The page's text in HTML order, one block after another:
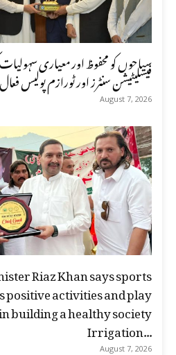
سیاحوں کو محفوظ اور معیاری
فیسلیٹیشن سنٹرز اور ٹورازم پولیس
August 7, 2026
Riaz Khan says sports
activities and play
building a healthy society
Irrigation...
August 7, 2026